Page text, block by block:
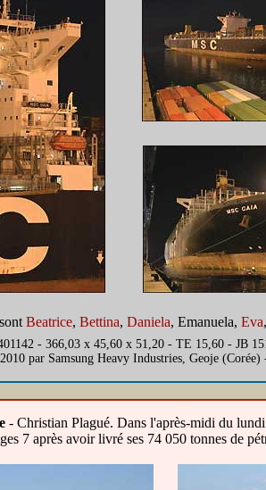
Beatrice, Bettina, Daniela, Emanuela, Eva
- 366,03 x 45,60 x 51,20 - TE 15,60 - JB
par Samsung Heavy Industries, Geoje
- Christian Plagué. Dans l'après-midi du
7 après avoir livré ses 74 050 tonnes de